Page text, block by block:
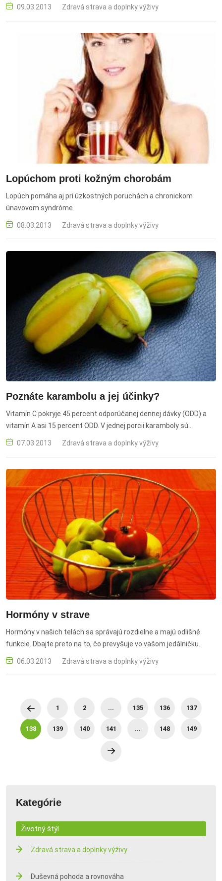
09.03.2013 Zdravá strava a doplnky výživy
Lopúchom proti kožným chorobám
Lopúch pomáha aj pri úzkostných poruchách a chronickom
únavovom syndróme.
08.03.2013 Zdravá strava a doplnky výživy
Poznáte karambolu a jej účinky?
Vitamín C pokryje 45 percent odporúčanej dennej dávky (ODD) a
vitamín A asi 15 percent ODD. V jednej porcii karamboly sú
zastúpené aj 3 g vlákniny, malé množstvo železa a vápnika.
07.03.2013 Zdravá strava a doplnky výživy
Hormóny v strave
Hormóny v našich telách sa správajú rozdielne a majú odlišné
funkcie. Dbajte preto na to, čo prevyšuje vo vašom jedálničku.
06.03.2013 Zdravá strava a doplnky výživy
1 2 ... 135 136 137
138 139 140 141 ... 148 149
Kategórie
Životný štýl
Zdravá strava a doplnky výživy
Duševná pohoda a rovnováha